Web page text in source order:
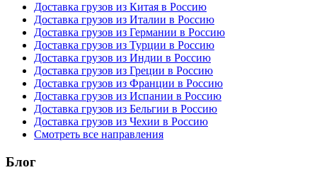
Доставка грузов из Китая в Россию
Доставка грузов из Италии в Россию
Доставка грузов из Германии в Россию
Доставка грузов из Турции в Россию
Доставка грузов из Индии в Россию
Доставка грузов из Греции в Россию
Доставка грузов из Франции в Россию
Доставка грузов из Испании в Россию
Доставка грузов из Бельгии в Россию
Доставка грузов из Чехии в Россию
Смотреть все направления
Блог